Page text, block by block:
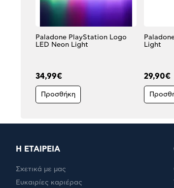
Paladone PlayStation Logo
LED Neon Light
34,99€
Προσθήκη
Light
29,90€
Η ΕΤΑΙΡΕΙΑ
Σχετικά με μας
Ευκαιρίες καριέρας